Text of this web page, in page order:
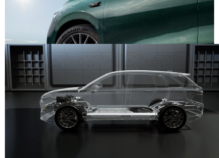
Llantas de aleación premium
Audaces llantas deportivas de aleación de 20" para
un rendimiento premium o las elegantes llantas de